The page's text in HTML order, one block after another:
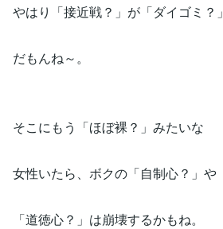
やはり「接近戦？」が「ダイゴミ？」
だもんね～。
そこにもう「ほぼ裸？」みたいな
女性いたら、ボクの「自制心？」や
「道徳心？」は崩壊するかもね。